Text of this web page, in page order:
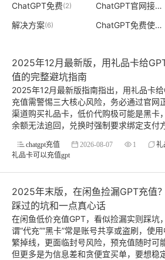
ChatGPT免费(2) ChatGPT官网接口
解决方案(6) ChatGPT免费使用
2025年12月最新版，用礼品卡给
值的完整避坑指南
2025年12月最新版指南指出，用礼品卡
充值需警惕三大核心风险，务必通过官网
渠道购买礼品卡，低价代购极可能是黑卡
余额无法追回，兑换时强制要求绑定支付
chatgpt充值 2026-08-07 1 礼
礼品卡可以充值gpt
2025年末版，在闲鱼捡漏GPT充值
踩过的坑和一点真心话
在闲鱼低价充值GPT，看似捡漏实则踩坑
谓“代充”“黑卡”常是账号共享或盗刷，使
繁掉线，更面临封号风险，预充值随时可
但更多是为信息差和贪便宜买单，要想稳